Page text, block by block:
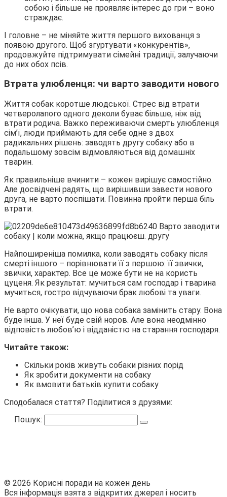
собою і більше не проявляє інтерес до гри – воно
страждає.
І головне – не міняйте життя першого вихованця з
появою другого. Щоб згуртувати «конкурентів»,
продовжуйте підтримувати сімейні традиції, залучаючи
до них обох псів.
Втрата улюбленця: чи варто заводити нового
Життя собак коротше людської. Стрес від втрати
четверолапого одного деколи буває більше, ніж від
втрати родича. Важко переживаючи смерть улюбленця
сім’ї, люди приймають для себе одне з двох
радикальних рішень: заводять другу собаку або в
подальшому зовсім відмовляються від домашніх
тварин.
Як правильніше вчинити – кожен вирішує самостійно.
Але досвідчені радять, що вирішивши завести нового
друга, не варто поспішати. Повинна пройти перша біль
втрати.
Найпоширеніша помилка, коли заводять собаку після
смерті іншого – порівнювати її з першою: її звички,
звички, характер. Все це може бути не на користь
цуценя. Як результат: мучиться сам господар і тварина
мучиться, гостро відчуваючи брак любові та уваги.
Не варто очікувати, що нова собака замінить стару. Вона
буде інша. У неї буде свій норов. Але вона неодмінно
відповість любов’ю і відданістю на старання господаря.
Читайте також:
Скільки років живуть собаки різних порід
Як зробити документи на собаку
Як вмовити батьків купити собаку
Сподобалася стаття? Поділитися з друзями:
Пошук:
© 2026 Корисні поради на кожен день
Вся інформація взята з відкритих джерел і носить